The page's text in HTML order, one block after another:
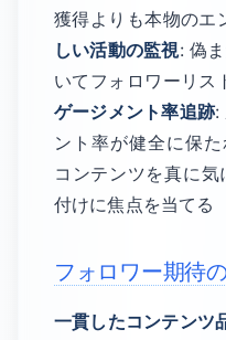
獲得よりも本物のエ
しい活動の監視: 偽
いてフォロワーリス
ゲージメント率追跡:
ント率が健全に保
コンテンツを真に
付けに焦点を当てる
フォロワー期待
一貫したコンテンツ